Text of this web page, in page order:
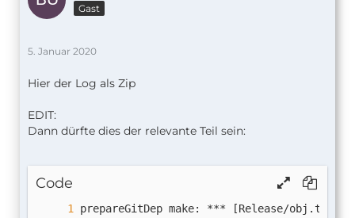
Gast
5. Januar 2020
Hier der Log als Zip
EDIT:
Dann dürfte dies der relevante Teil sein:
Code